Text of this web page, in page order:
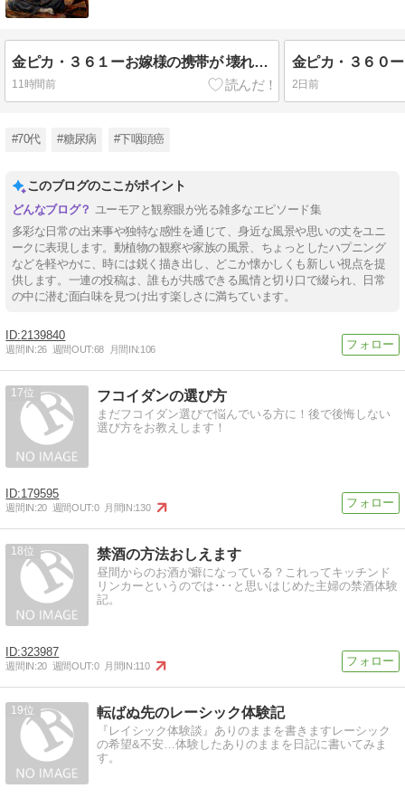
金ピカ・３６１ーお嫁様の携帯が 壊れた～ Ⅳ
11時間前 2日前
#70代 #糖尿病 #下咽頭癌
このブログのここがポイント
ユーモアと観察眼が光る雑多なエピソード集
多彩な日常の出来事や独特な感性を通じて、身近な風景や思いの丈をユニ
ークに表現します。動植物の観察や家族の風景、ちょっとしたハプニング
などを軽やかに、時には鋭く描き出し、どこか懐かしくも新しい視点を提
供します。一連の投稿は、誰もが共感できる風情と切り口で綴られ、日常
の中に潜む面白味を見つけ出す楽しさに満ちています。
2139840
週間IN:26 週間OUT:68 月間IN:106
17 フコイダンの選び方
まだフコイダン選びで悩んでいる方に！後で後悔しない
選び方をお教えします！
179595
週間IN:20 週間OUT:0 月間IN:130
18 禁酒の方法おしえます
昼間からのお酒が癖になっている？これってキッチンド
リンカーというのでは･･･と思いはじめた主婦の禁酒体験
記。
323987
週間IN:20 週間OUT:0 月間IN:110
19 転ばぬ先のレーシック体験記
『レイシック体験談』ありのままを書きますレーシック
の希望&不安…体験したありのままを日記に書いてみま
す。